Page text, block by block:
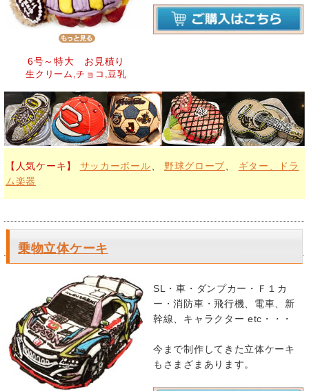
6号～特大 お見積り
生クリーム,チョコ,豆乳
【人気ケーキ】 サッカーボール 野球グローブ
ギター、ドラ
ム楽器
乗物立体ケーキ
SL・車・ダンプカー・Ｆ１カ
ー・消防車・飛行機、電車、新
幹線、キャラクター etc・・・
今まで制作してきた立体ケーキ
もさまざまあります。